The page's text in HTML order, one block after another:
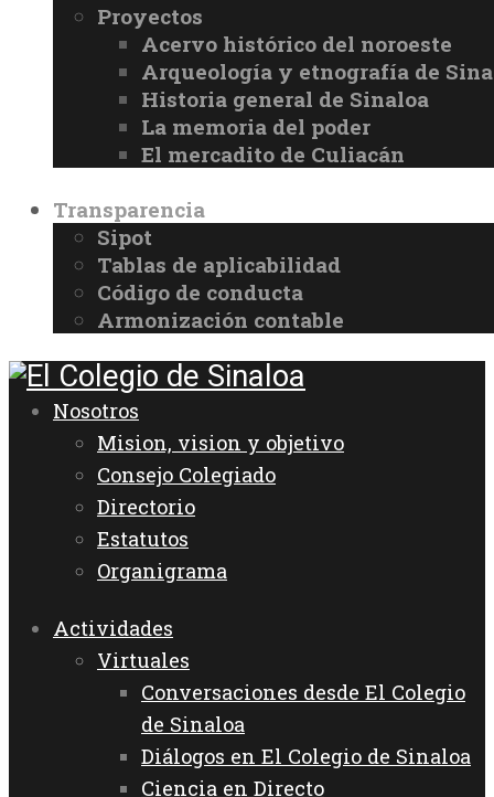
Proyectos
Acervo histórico del noroeste
Arqueología y etnografía de
Historia general de Sinaloa
La memoria del poder
El mercadito de Culiacán
Transparencia
Sipot
Tablas de aplicabilidad
Código de conducta
Armonización contable
Nosotros
Mision, vision y objetivo
Consejo Colegiado
Directorio
Estatutos
Organigrama
Actividades
Virtuales
Conversaciones desde El Colegio
de Sinaloa
Diálogos en El Colegio de Sinaloa
Ciencia en Directo